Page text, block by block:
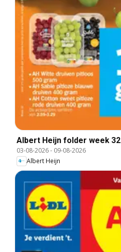
Albert Heijn folder week 32
03-08-2026- 09-08-2026
Albert Heijn